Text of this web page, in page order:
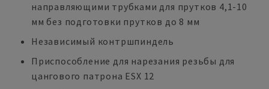
направляющими трубками для прутков 4,1-10
мм без подготовки прутков до 8 мм
Независимый контршпиндель
Приспособление для нарезания резьбы для
цангового патрона ESX 12